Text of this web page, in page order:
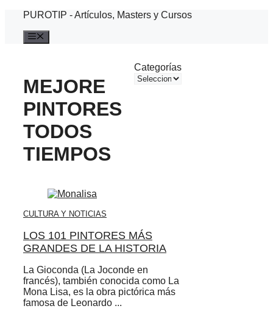
Saltar
contenido
PUROTIP - Artículos, Masters y Cursos
MEJORE
PINTORES
TODOS
TIEMPOS
Categorías
CULTURA Y NOTICIAS
LOS 101 PINTORES MÁS
GRANDES DE LA HISTORIA
La Gioconda (La Joconde en
francés), también conocida como La
Mona Lisa, es la obra pictórica más
famosa de Leonardo ...